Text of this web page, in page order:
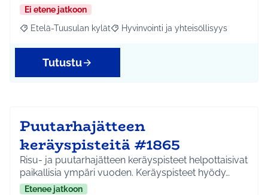
Ei etene jatkoon
Rajaa tulokset aihepiirin mukaan: Etelä-Tuusulan kylät
Etelä-Tuusulan kylät Rajaa tulokset teeman mukaan:
Hyvinvointi ja yhteisöllisyys
Tutustu
Puutarhajätteen
keräyspisteitä #1865
Risu- ja puutarhajätteen keräyspisteet helpottaisivat
paikallisia ympäri vuoden. Keräyspisteet hyödy…
Etenee jatkoon